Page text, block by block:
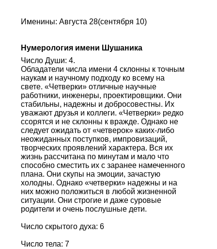
Именины: Августа 28(сентября 10)
Нумерология имени Шушаника
Число Души: 4.
Обладатели числа имени 4 склонны к точным
наукам и научному подходу ко всему на
свете. «Четверки» отличные научные
работники, инженеры, проектировщики. Они
стабильны, надежны и добросовестны. Их
уважают друзья и коллеги. «Четверки» редко
ссорятся и не склонны к вражде. Однако не
следует ожидать от «четверок» каких-либо
неожиданных поступков, импровизаций,
творческих проявлений характера. Вся их
жизнь рассчитана по минутам и мало что
способно сместить их с заранее намеченного
плана. Они скупы на эмоции, зачастую
холодны. Однако «четверки» надежны и на
них можно положиться в любой жизненной
ситуации. Они строгие и даже суровые
родители и очень послушные дети.
Число скрытого духа: 6
Число тела: 7